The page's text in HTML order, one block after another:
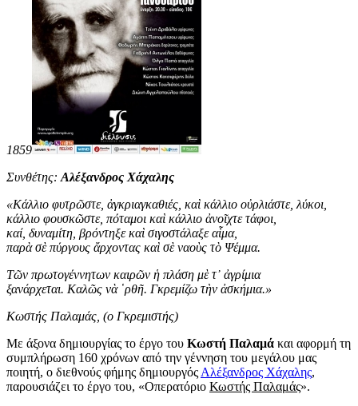
1859
Συνθέτης: Αλέξανδρος Χάχαλης
«Κάλλιο φυτρῶστε, ἀγκριαγκαθιές, καὶ κάλλιο οὐρλιάστε, λύκοι,
κάλλιο φουσκῶστε, πόταμοι καὶ κάλλιο ἀνοῖχτε τάφοι,
καί, δυναμίτη, βρόντηξε καὶ σιγοστάλαξε αἷμα,
παρὰ σὲ πύργους ἄρχοντας καὶ σὲ ναοὺς τὸ Ψέμμα.
Τῶν πρωτογέννητων καιρῶν ἡ πλάση μὲ τ᾿ ἀγρίμια
ξανάρχεται. Καλῶς νὰ ῾ρθῆ. Γκρεμίζω τὴν ἀσκήμια.»
Κωστής Παλαμάς, (ο Γκρεμιστής)
Με άξονα δημιουργίας το έργο του Κωστή Παλαμά και αφορμή τη
συμπλήρωση 160 χρόνων από την γέννηση του μεγάλου μας
ποιητή, ο διεθνούς φήμης δημιουργός Αλέξανδρος Χάχαλης,
παρουσιάζει το έργο του, «Οπερατόριο Κωστής Παλαμάς».